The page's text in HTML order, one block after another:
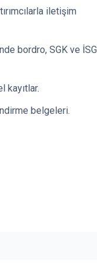
iletişim
bordro, SGK ve İSG
kayıtlar.
belgeleri.